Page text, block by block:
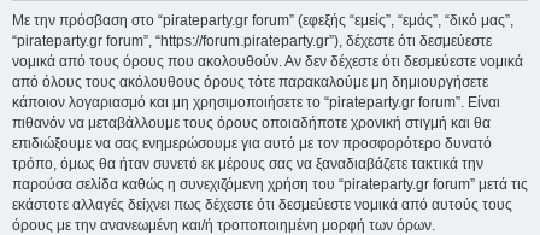
Με την πρόσβαση στο “pirateparty.gr forum” (εφεξής “εμείς”, “εμάς”, “δικό μας”,
“pirateparty.gr forum”, “https://forum.pirateparty.gr”), δέχεστε ότι δεσμεύεστε
νομικά από τους όρους που ακολουθούν. Αν δεν δέχεστε ότι δεσμεύεστε νομικά
από όλους τους ακόλουθους όρους τότε παρακαλούμε μη δημιουργήσετε
κάποιον λογαριασμό και μη χρησιμοποιήσετε το “pirateparty.gr forum”. Είναι
πιθανόν να μεταβάλλουμε τους όρους οποιαδήποτε χρονική στιγμή και θα
επιδιώξουμε να σας ενημερώσουμε για αυτό με τον προσφορότερο δυνατό
τρόπο, όμως θα ήταν συνετό εκ μέρους σας να ξαναδιαβάζετε τακτικά την
παρούσα σελίδα καθώς η συνεχιζόμενη χρήση του “pirateparty.gr forum” μετά τις
εκάστοτε αλλαγές δείχνει πως δέχεστε ότι δεσμεύεστε νομικά από αυτούς τους
όρους με την ανανεωμένη και/ή τροποποιημένη μορφή των όρων.